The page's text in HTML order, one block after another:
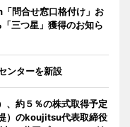
問合せ窓口格付け」お
三つ星」獲得のお知ら
ンターを新設
、約５％の株式取得予定
）のkoujitsu代表取締役